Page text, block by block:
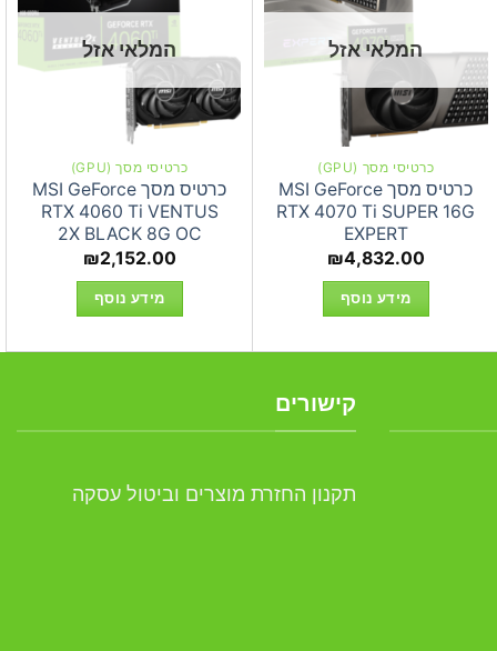
המלאי אזל
כרטיסי מסך (GPU)
כרטיס מסך MSI GeForce
RTX 4070 Ti SUPER 16G
EXPERT
₪4,832.00
מידע נוסף
המלאי אזל
כרטיסי מסך (GPU)
כרטיס מסך MSI GeForce
RTX 4060 Ti VENTUS
2X BLACK 8G OC
₪2,152.00
מידע נוסף
קישורים
תקנון החזרת מוצרים וביטול עסקה